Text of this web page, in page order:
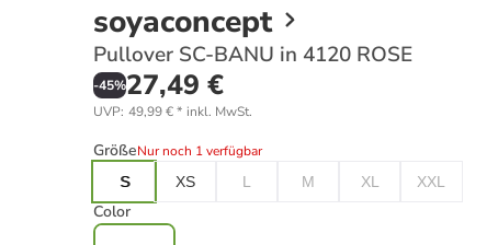
soyaconcept
Pullover SC-BANU in 4120 ROSE
-45%27,49 €
UVP: 49,99 €* inkl. MwSt.
GrößeNur noch 1 verfügbar
S
XS L M XL XXL
Color